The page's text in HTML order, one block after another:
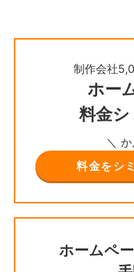
制作会社
ホー
料金
＼
料金をシ
ホームペ